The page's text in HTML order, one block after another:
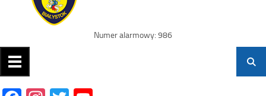
Numer alarmowy: 986